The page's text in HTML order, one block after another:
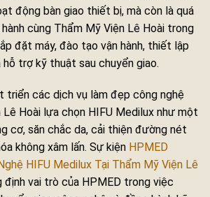
động bàn giao thiết bị, mà còn là quá
cùng Thẩm Mỹ Viện Lê Hoài trong
đặt máy, đào tạo vận hành, thiết lập
trợ kỹ thuật sau chuyển giao.
triển các dịch vụ làm đẹp công nghệ
Hoài lựa chọn HIFU Medilux như một
cơ, săn chắc da, cải thiện đường nét
không xâm lấn. Sự kiện HPMED
HIFU Medilux Tại Thẩm Mỹ Viện Lê
định vai trò của HPMED trong việc